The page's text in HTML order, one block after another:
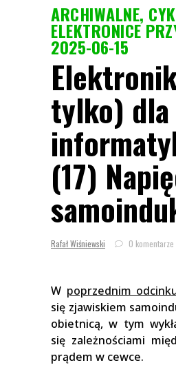
ARCHIWALNE,
ELEKTRONICE
2025-06-15
tylko) dla
(17)
Rafał Wiśniewski 0 komentarze
W poprzednim
się zjawiskiem
obietnicą, w tym
się zależnościami
prądem w cewce.